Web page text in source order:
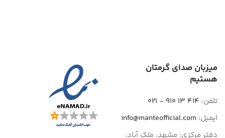
میزبان صدای گرمتان
هستیم
تلفن: 414 13 910 - 021
ایمیل: info@manteofficial.com
دفتر مرکزی: مشهد، ملک آباد،